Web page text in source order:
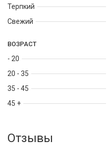
Терпкий
Свежий
ВОЗРАСТ
- 20
20 - 35
35 - 45
45 +
Отзывы